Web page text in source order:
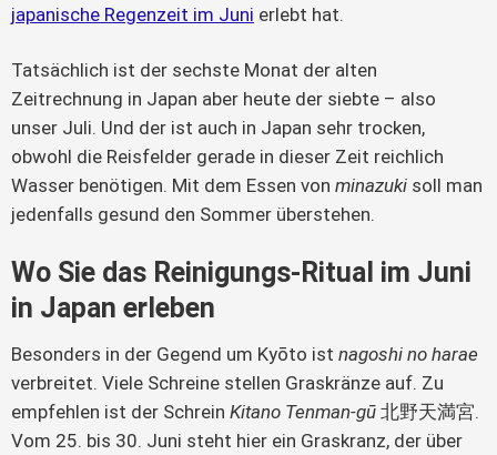
japanische Regenzeit im Juni erlebt hat.
Tatsächlich ist der sechste Monat der alten
Zeitrechnung in Japan aber heute der siebte – also
unser Juli. Und der ist auch in Japan sehr trocken,
obwohl die Reisfelder gerade in dieser Zeit reichlich
Wasser benötigen. Mit dem Essen von minazuki soll man
jedenfalls gesund den Sommer überstehen.
Wo Sie das Reinigungs-Ritual im Juni
in Japan erleben
Besonders in der Gegend um Kyōto ist nagoshi no harae
verbreitet. Viele Schreine stellen Graskränze auf. Zu
empfehlen ist der Schrein Kitano Tenman-gū 北野天満宮.
Vom 25. bis 30. Juni steht hier ein Graskranz, der über